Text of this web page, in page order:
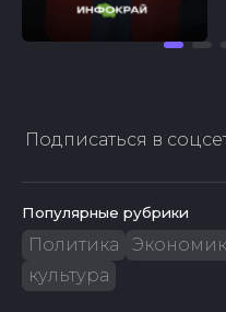
Подписаться в
Популярные рубрики
Политика
культура